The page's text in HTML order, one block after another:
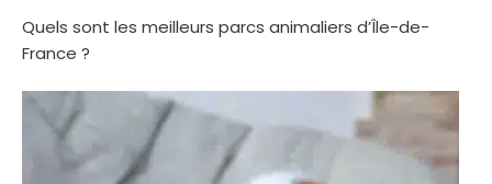
Quels sont les meilleurs parcs animaliers d’Île-de-
France ?